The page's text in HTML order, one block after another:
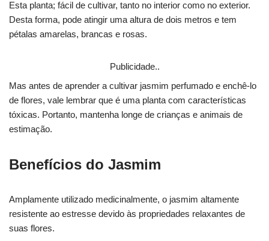
Esta planta; fácil de cultivar, tanto no interior como no exterior.
Desta forma, pode atingir uma altura de dois metros e tem
pétalas amarelas, brancas e rosas.
Publicidade..
Mas antes de aprender a cultivar jasmim perfumado e enchê-lo
de flores, vale lembrar que é uma planta com características
tóxicas. Portanto, mantenha longe de crianças e animais de
estimação.
Benefícios do Jasmim
Amplamente utilizado medicinalmente, o jasmim altamente
resistente ao estresse devido às propriedades relaxantes de
suas flores.